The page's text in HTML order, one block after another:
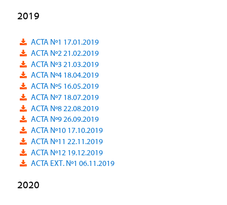
2019
ACTA Nº1 17.01.2019
ACTA Nº2 21.02.2019
ACTA Nº3 21.03.2019
ACTA Nº4 18.04.2019
ACTA Nº5 16.05.2019
ACTA Nº7 18.07.2019
ACTA Nº8 22.08.2019
ACTA Nº9 26.09.2019
ACTA Nº10 17.10.2019
ACTA Nº11 22.11.2019
ACTA Nº12 19.12.2019
ACTA EXT. Nº1 06.11.2019
2020